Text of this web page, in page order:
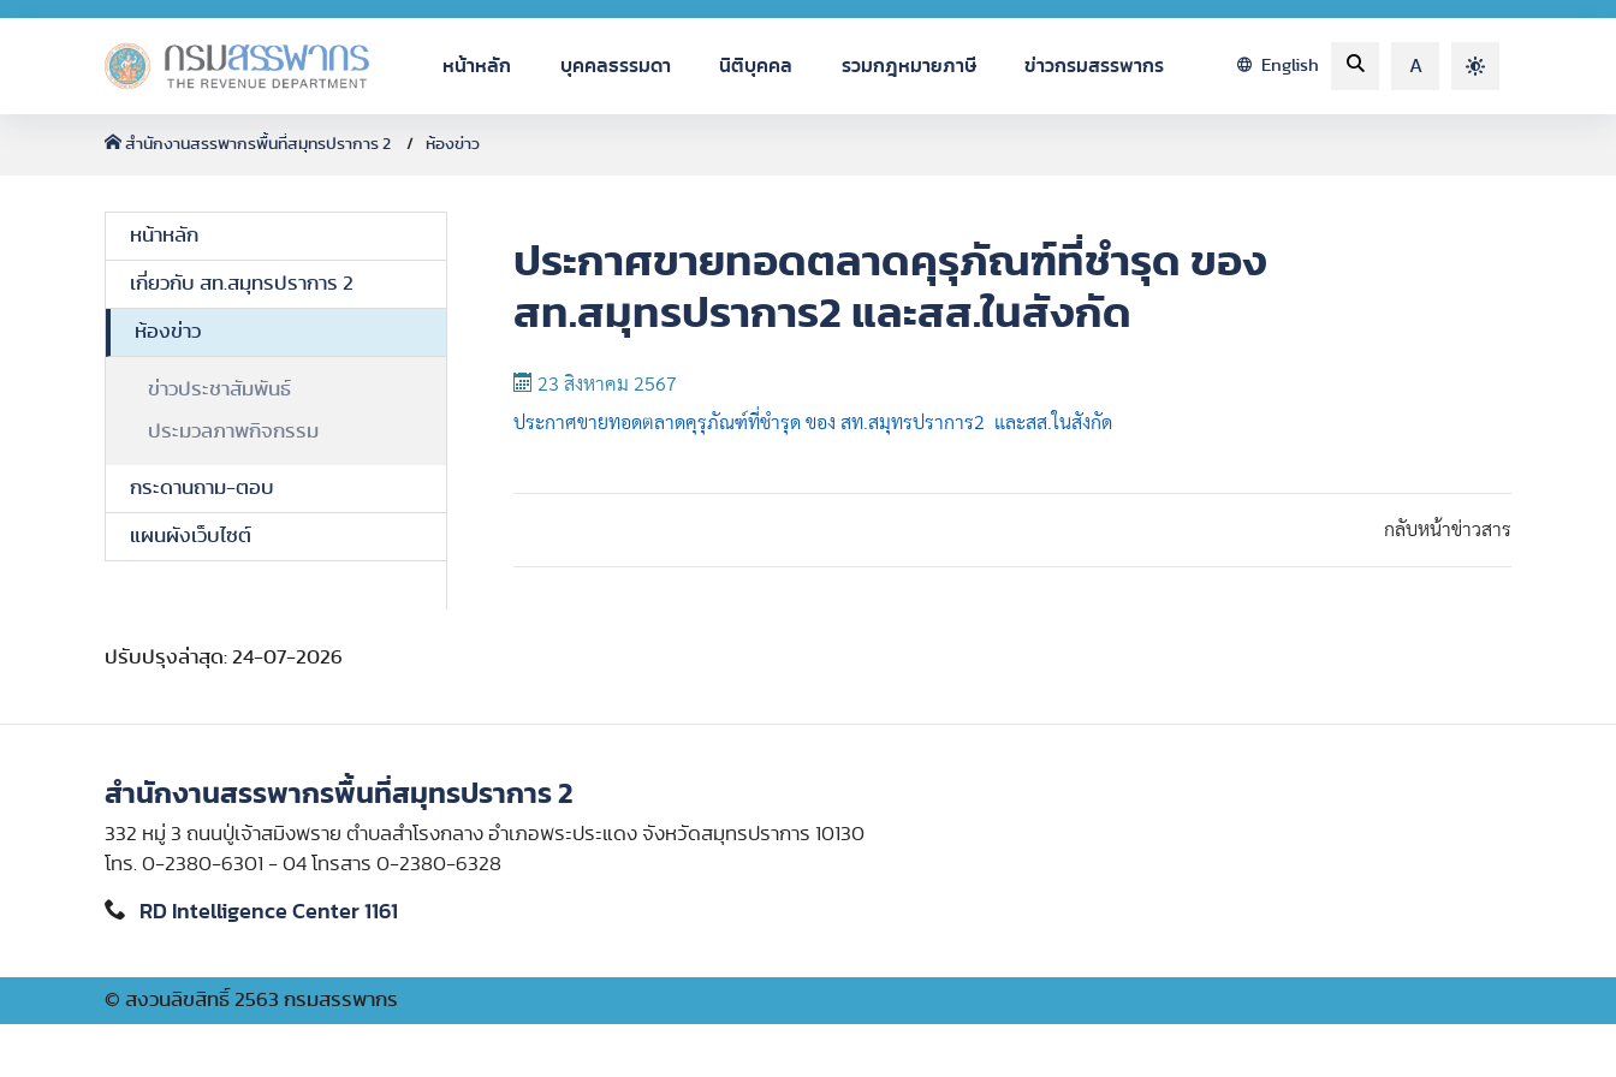
หน้าหลัก บุคคลธรรมดา นิติบุคคล รวมกฎหมายภาษี ข่าวกรมสรรพากร English A
สำนักงานสรรพากรพื้นที่สมุทรปราการ 2 ห้องข่าว
หน้าหลัก
เกี่ยวกับ สท.สมุทรปราการ 2
ห้องข่าว
ข่าวประชาสัมพันธ์
ประมวลภาพกิจกรรม
กระดานถาม-ตอบ
แผนผังเว็บไซต์
ประกาศขายทอดตลาดคุรุภัณฑ์ที่ชำรุด ของ
สท.สมุทรปราการ2 และสส.ในสังกัด
23 สิงหาคม 2567
ประกาศขายทอดตลาดคุรุภัณฑ์ที่ชำรุด ของ สท.สมุทรปราการ2 และสส.ในสังกัด
กลับหน้าข่าวสาร
ปรับปรุงล่าสุด: 24-07-2026
สำนักงานสรรพากรพื้นที่สมุทรปราการ 2
332 หมู่ 3 ถนนปู่เจ้าสมิงพราย ตำบลสำโรงกลาง อำเภอพระประแดง จังหวัดสมุทรปราการ 10130
โทร. 0-2380-6301 - 04 โทรสาร 0-2380-6328
RD Intelligence Center 1161
© สงวนลิขสิทธิ์ 2563 กรมสรรพากร